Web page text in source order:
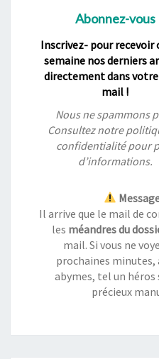
Abonnez-vous
Inscrivez- pour recevoir
semaine nos derniers
directement dans
mail !
Nous ne spammons
Consultez notre
confidentialitépour
d’informations.
Il arrive que le mail de
les méandres du
mail. Si vous ne
prochaines
abymes, tel un héros
précieux